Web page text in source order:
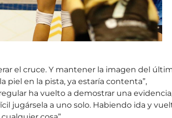
el cruce. Y mantener la imagen del
piel en la pista, ya estaría contenta”,
ha vuelto a demostrar una
jugársela a uno solo. Habiendo ida y